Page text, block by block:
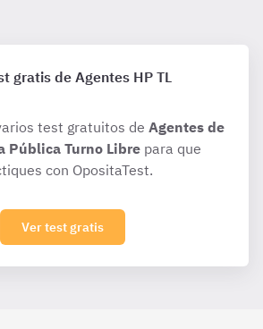
gratis de Agentes HP TL
test gratuitos de Agentes de
Pública Turno Librepara que
con OpositaTest.
Ver test gratis